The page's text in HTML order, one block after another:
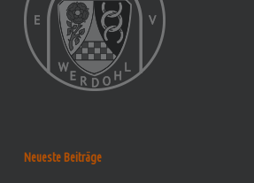
Neueste Beiträge